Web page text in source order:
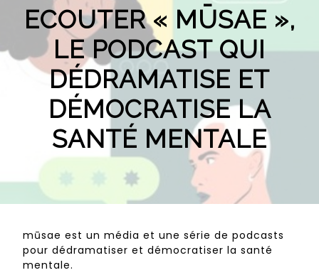
ECOUTER « MŪSAE »,
LE PODCAST QUI
DÉDRAMATISE ET
DÉMOCRATISE LA
SANTÉ MENTALE
mūsae est un média et une série de podcasts
pour dédramatiser et démocratiser la santé
mentale.